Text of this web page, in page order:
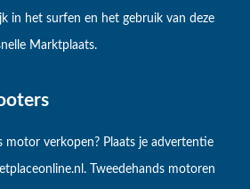
in het surfen en het gebruik van deze
Marktplaats.
motor verkopen? Plaats je advertentie
Tweedehands motoren